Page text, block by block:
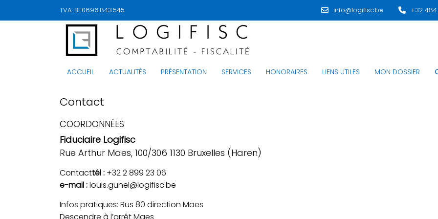
TVA: BE0696.843.545 info@logifisc.be +32
ACCUEIL ACTUALITÉS PRÉSENTATION SERVICES HONORAIRES LIENS UTILES MON DOSSIER
Contact
COORDONNÉES
Fiduciaire Logifisc
Rue Arthur Maes, 100/306 1130 Bruxelles (Haren)
Contacttél : +32 2 899 23 06
e-mail :louis.gunel@logifisc.be
Infos pratiques: Bus 80 direction Maes